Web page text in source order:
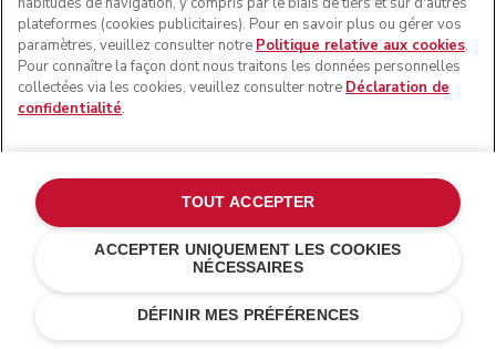
€ 599,00
Économies de
RECEVOIR UN-EMAIL QUAND IL
SERA DISPONIBLE
plateformes (cookies publicitaires). Pour en savoir plus ou gérer vos
paramètres, veuillez consulter notre Politique relative aux cookies.
Pour connaître la façon dont nous traitons les données personnelles
collectées via les cookies, veuillez consulter notre Déclaration de
confidentialité.
DÉFINIR MES PRÉFÉRENCES
ACCEPTER UNIQUEMENT LES COOKIES
NÉCESSAIRES
TOUT ACCEPTER